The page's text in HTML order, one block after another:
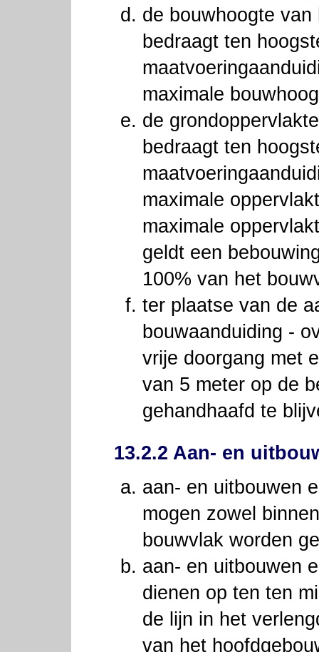
de bouwhoogte
bedraagt ten
maximale
de
bedraagt ten
maximale
maximale
geldt een
100% van het
ter plaatse van de
bouwaanduiding -
vrije doorgang met
van 5 meter op de
gehandhaafd te
13.2.2 Aan- en
aan- en uitbouwen
mogen zowel
bouwvlak worden
aan- en uitbouwen
dienen op ten ten
de lijn in het
van het